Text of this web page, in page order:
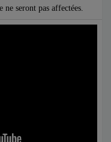
seront pas affectées.